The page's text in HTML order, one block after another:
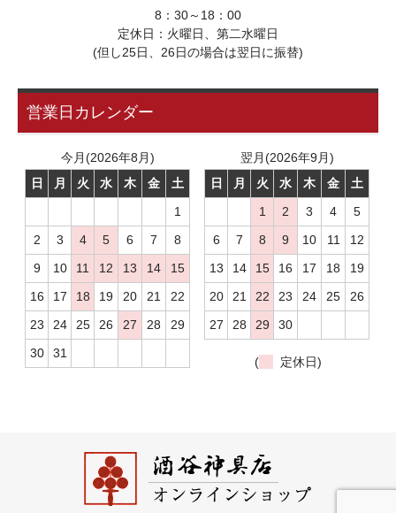
8：30～18：00
定休日：火曜日、第二水曜日
(但し25日、26日の場合は翌日に振替)
営業日カレンダー
今月(2026年8月)
日
月 火 水 木 金
土
1
2
3 4 5 6 7
8
9
10 11 12 13 14
15
16
17 18 19 20 21
22
23
24 25 26 27 28
29
30
31
翌月(2026年9月)
日
月 火 水 木 金
土
1
2 3 4
5
6
7 8 9 10 11
12
13
14 15 16 17 18
19
20
21 22 23 24 25
26
27
28 29 30
( 定休日)